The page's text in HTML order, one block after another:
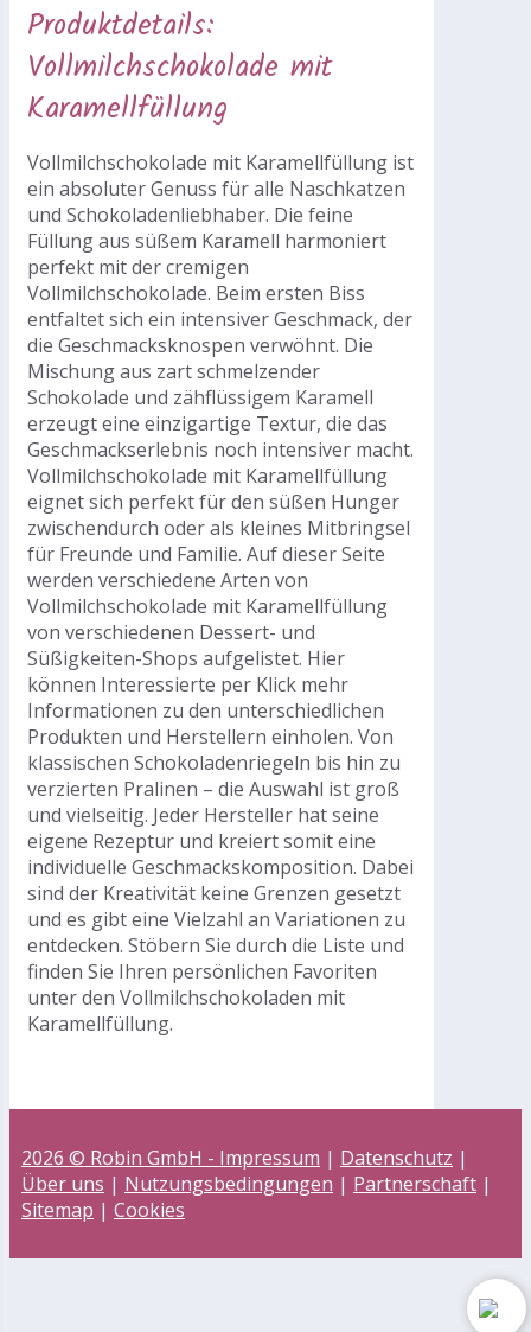
Produktdetails:
Vollmilchschokolade mit
Karamellfüllung
Vollmilchschokolade mit Karamellfüllung ist
ein absoluter Genuss für alle Naschkatzen
und Schokoladenliebhaber. Die feine
Füllung aus süßem Karamell harmoniert
perfekt mit der cremigen
Vollmilchschokolade. Beim ersten Biss
entfaltet sich ein intensiver Geschmack, der
die Geschmacksknospen verwöhnt. Die
Mischung aus zart schmelzender
Schokolade und zähflüssigem Karamell
erzeugt eine einzigartige Textur, die das
Geschmackserlebnis noch intensiver macht.
Vollmilchschokolade mit Karamellfüllung
eignet sich perfekt für den süßen Hunger
zwischendurch oder als kleines Mitbringsel
für Freunde und Familie. Auf dieser Seite
werden verschiedene Arten von
Vollmilchschokolade mit Karamellfüllung
von verschiedenen Dessert- und
Süßigkeiten-Shops aufgelistet. Hier
können Interessierte per Klick mehr
Informationen zu den unterschiedlichen
Produkten und Herstellern einholen. Von
klassischen Schokoladenriegeln bis hin zu
verzierten Pralinen – die Auswahl ist groß
und vielseitig. Jeder Hersteller hat seine
eigene Rezeptur und kreiert somit eine
individuelle Geschmackskomposition. Dabei
sind der Kreativität keine Grenzen gesetzt
und es gibt eine Vielzahl an Variationen zu
entdecken. Stöbern Sie durch die Liste und
finden Sie Ihren persönlichen Favoriten
unter den Vollmilchschokoladen mit
Karamellfüllung.
2026 © Robin GmbH - Impressum | Datenschutz |
Über uns | Nutzungsbedingungen | Partnerschaft |
Sitemap | Cookies